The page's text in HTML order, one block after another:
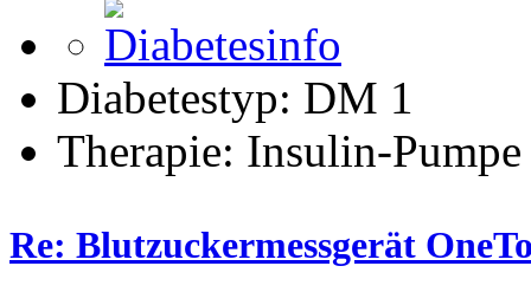
Diabetestyp: DM 1
Therapie: Insulin-Pumpe
Re: Blutzuckermessgerät